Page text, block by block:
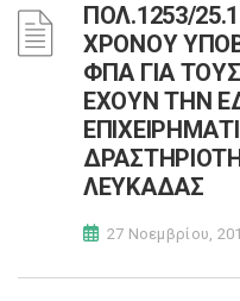
ΠΟΛ.1253/
ΧΡΟΝΟΥ
ΦΠΑ ΓΙΑ
ΕΧΟΥΝ ΤΗΝ
ΛΕΥΚΑΔΑΣ
27 Νοεμβρίου,